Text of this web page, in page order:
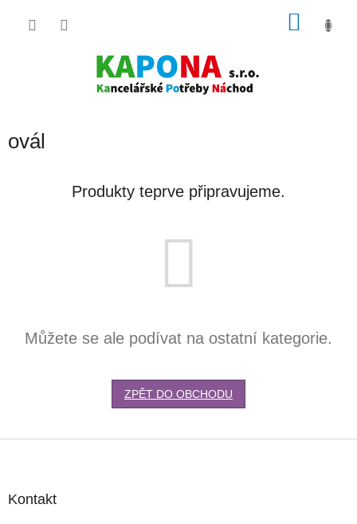
ovál
Produkty teprve připravujeme.
Můžete se ale podívat na ostatní kategorie.
ZPĚT DO OBCHODU
Kontakt